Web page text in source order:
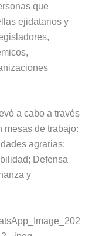
que
ejidatarios y
a cabo a través
mesas de trabajo:
agrarias;
Defensa
y